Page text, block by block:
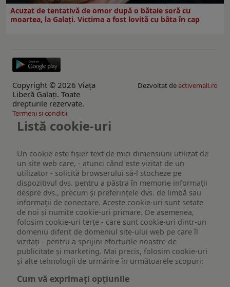
Acuzat de tentativă de omor după o bătaie soră cu
moartea, la Galați. Victima a fost lovită cu bâta în cap
Copyright © 2026 Viaţa
Liberă Galaţi. Toate
drepturile rezervate.
Dezvoltat deactivemall.ro
Termeni si conditii
Listă cookie-uri
Un cookie este fişier text de mici dimensiuni utilizat de
un site web care, - atunci când este vizitat de un
utilizator - solicită browserului să-l stocheze pe
dispozitivul dvs. pentru a păstra în memorie informații
despre dvs., precum și preferințele dvs. de limbă sau
informații de conectare. Aceste cookie-uri sunt setate
de noi și numite cookie-uri primare. De asemenea,
folosim cookie-uri terțe - care sunt cookie-uri dintr-un
domeniu diferit de domeniul site-ului web pe care îl
vizitați - pentru a sprijini eforturile noastre de
publicitate și marketing. Mai precis, folosim cookie-uri
și alte tehnologii de urmărire în următoarele scopuri:
Cum vă exprimați opțiunile